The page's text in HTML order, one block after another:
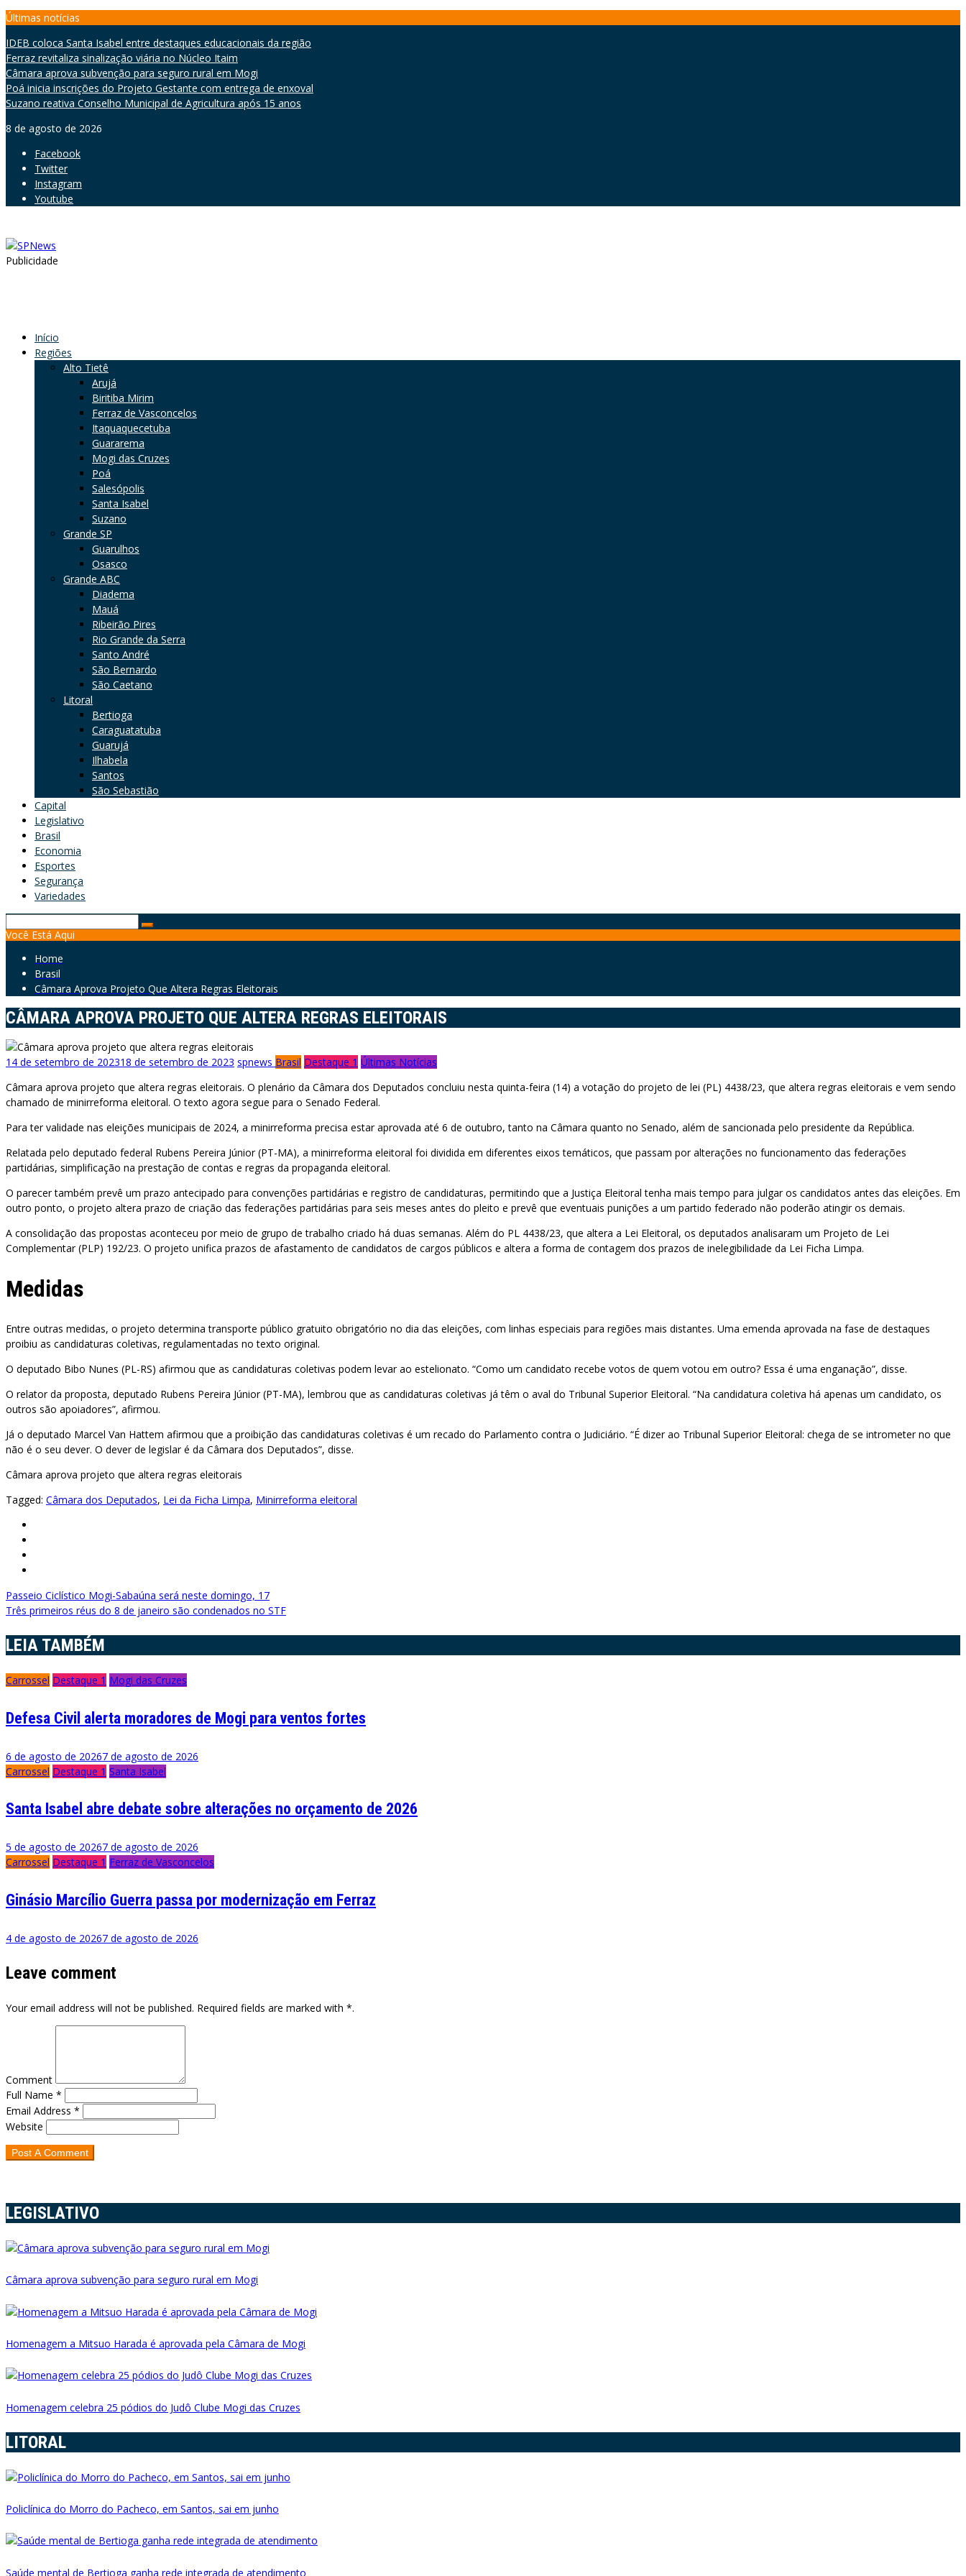
Skip
content
Últimas notícias
IDEB coloca Santa Isabel entre destaques educacionais da região
Ferraz revitaliza sinalização viária no Núcleo Itaim
Câmara aprova subvenção para seguro rural em Mogi
Poá inicia inscrições do Projeto Gestante com entrega de enxoval
Suzano reativa Conselho Municipal de Agricultura após 15 anos
8 de agosto de 2026
Facebook
Twitter
Instagram
Youtube
Publicidade
Início
Regiões
Alto Tietê
Arujá
Biritiba Mirim
Ferraz de Vasconcelos
Itaquaquecetuba
Guararema
Mogi das Cruzes
Poá
Salesópolis
Santa Isabel
Suzano
Grande SP
Guarulhos
Osasco
Grande ABC
Diadema
Mauá
Ribeirão Pires
Rio Grande da Serra
Santo André
São Bernardo
São Caetano
Litoral
Bertioga
Caraguatatuba
Guarujá
Ilhabela
Santos
São Sebastião
Capital
Legislativo
Brasil
Economia
Esportes
Segurança
Variedades
for:
Você Está Aqui
Home
Brasil
Câmara Aprova Projeto Que Altera Regras Eleitorais
CÂMARA APROVA PROJETO QUE ALTERA REGRAS ELEITORAIS
14 de setembro de 202318 de setembro de 2023 spnews Brasil Destaque 1 Últimas Notícias
Câmara aprova projeto que altera regras eleitorais. O plenário da Câmara dos Deputados concluiu nesta quinta-feira (14) a votação do projeto de lei (PL) 4438/23, que altera regras eleitorais e vem sendo
chamado de minirreforma eleitoral. O texto agora segue para o Senado Federal.
Para ter validade nas eleições municipais de 2024, a minirreforma precisa estar aprovada até 6 de outubro, tanto na Câmara quanto no Senado, além de sancionada pelo presidente da República.
Relatada pelo deputado federal Rubens Pereira Júnior (PT-MA), a minirreforma eleitoral foi dividida em diferentes eixos temáticos, que passam por alterações no funcionamento das federações
partidárias, simplificação na prestação de contas e regras da propaganda eleitoral.
O parecer também prevê um prazo antecipado para convenções partidárias e registro de candidaturas, permitindo que a Justiça Eleitoral tenha mais tempo para julgar os candidatos antes das eleições. Em
outro ponto, o projeto altera prazo de criação das federações partidárias para seis meses antes do pleito e prevê que eventuais punições a um partido federado não poderão atingir os demais.
A consolidação das propostas aconteceu por meio de grupo de trabalho criado há duas semanas. Além do PL 4438/23, que altera a Lei Eleitoral, os deputados analisaram um Projeto de Lei
Complementar (PLP) 192/23. O projeto unifica prazos de afastamento de candidatos de cargos públicos e altera a forma de contagem dos prazos de inelegibilidade da Lei Ficha Limpa.
Medidas
Entre outras medidas, o projeto determina transporte público gratuito obrigatório no dia das eleições, com linhas especiais para regiões mais distantes. Uma emenda aprovada na fase de destaques
proibiu as candidaturas coletivas, regulamentadas no texto original.
O deputado Bibo Nunes (PL-RS) afirmou que as candidaturas coletivas podem levar ao estelionato. “Como um candidato recebe votos de quem votou em outro? Essa é uma enganação”, disse.
O relator da proposta, deputado Rubens Pereira Júnior (PT-MA), lembrou que as candidaturas coletivas já têm o aval do Tribunal Superior Eleitoral. “Na candidatura coletiva há apenas um candidato, os
outros são apoiadores”, afirmou.
Já o deputado Marcel Van Hattem afirmou que a proibição das candidaturas coletivas é um recado do Parlamento contra o Judiciário. “É dizer ao Tribunal Superior Eleitoral: chega de se intrometer no que
não é o seu dever. O dever de legislar é da Câmara dos Deputados”, disse.
Câmara aprova projeto que altera regras eleitorais
Tagged: Câmara dos Deputados, Lei da Ficha Limpa, Minirreforma eleitoral
Navegação
de
Post
Passeio Ciclístico Mogi-Sabaúna será neste domingo, 17
Três primeiros réus do 8 de janeiro são condenados no STF
LEIA TAMBÉM
Carrossel Destaque 1 Mogi das Cruzes
Defesa Civil alerta moradores de Mogi para ventos fortes
6 de agosto de 20267 de agosto de 2026
Carrossel Destaque 1 Santa Isabel
Santa Isabel abre debate sobre alterações no orçamento de 2026
5 de agosto de 20267 de agosto de 2026
Carrossel Destaque 1 Ferraz de Vasconcelos
Ginásio Marcílio Guerra passa por modernização em Ferraz
4 de agosto de 20267 de agosto de 2026
Leave comment
Your email address will not be published. Required fields are marked with *.
Comment
Full Name *
Email Address *
Website
LEGISLATIVO
Câmara aprova subvenção para seguro rural em Mogi
Homenagem a Mitsuo Harada é aprovada pela Câmara de Mogi
Homenagem celebra 25 pódios do Judô Clube Mogi das Cruzes
LITORAL
Policlínica do Morro do Pacheco, em Santos, sai em junho
Saúde mental de Bertioga ganha rede integrada de atendimento